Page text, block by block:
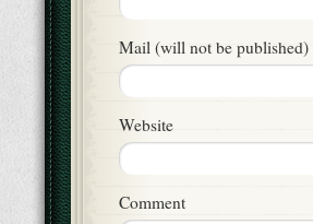
Mail (will not be published)
Website
Comment